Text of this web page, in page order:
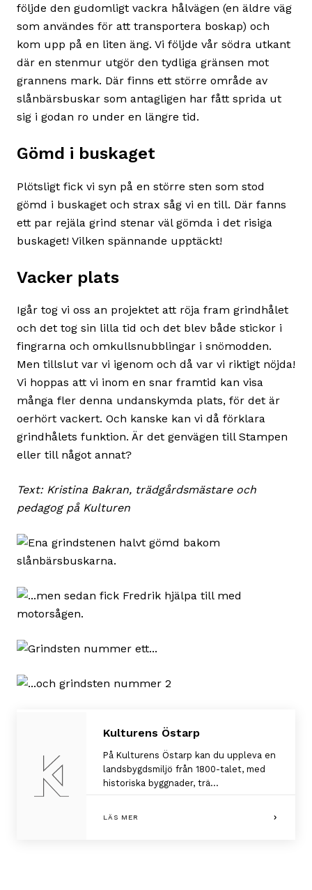
följde den gudomligt vackra hålvägen (en äldre väg
som användes för att transportera boskap) och
kom upp på en liten äng. Vi följde vår södra utkant
där en stenmur utgör den tydliga gränsen mot
grannens mark. Där finns ett större område av
slånbärsbuskar som antagligen har fått sprida ut
sig i godan ro under en längre tid.
Gömd i buskaget
Plötsligt fick vi syn på en större sten som stod
gömd i buskaget och strax såg vi en till. Där fanns
ett par rejäla grind stenar väl gömda i det risiga
buskaget! Vilken spännande upptäckt!
Vacker plats
Igår tog vi oss an projektet att röja fram grindhålet
och det tog sin lilla tid och det blev både stickor i
fingrarna och omkullsnubblingar i snömodden.
Men tillslut var vi igenom och då var vi riktigt nöjda!
Vi hoppas att vi inom en snar framtid kan visa
många fler denna undanskymda plats, för det är
oerhört vackert. Och kanske kan vi då förklara
grindhålets funktion. Är det genvägen till Stampen
eller till något annat?
Text: Kristina Bakran, trädgårdsmästare och
pedagog på Kulturen
Kulturens Östarp
På Kulturens Östarp kan du uppleva en
landsbygdsmiljö från 1800-talet, med
historiska byggnader, trä...
LÄS MER